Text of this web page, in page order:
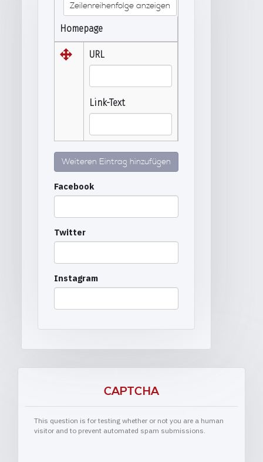
Zeilenreihenfolge anzeigen
Homepage
URL
Link-Text
Weiteren Eintrag hinzufügen
Facebook
Twitter
Instagram
CAPTCHA
This question is for testing whether or not you are a human
visitor and to prevent automated spam submissions.